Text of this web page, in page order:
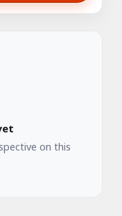
on this